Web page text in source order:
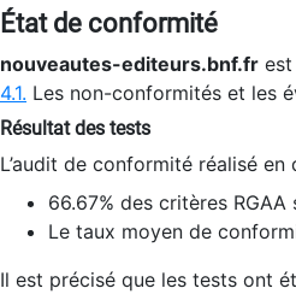
État de conformité
nouveautes-editeurs.bnf.fr
4.1. Les non-conformités et les
Résultat des tests
L’audit de conformité réalisé
66.67% des critères
Le taux moyen de
Il est précisé que les tests ont